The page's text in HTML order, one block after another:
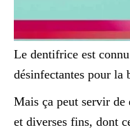
Le dentifrice est
désinfectantes pour la
Mais ça peut servir de
et diverses fins, dont